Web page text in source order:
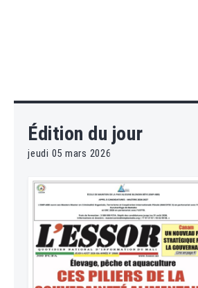
Édition du jour
jeudi 05 mars 2026